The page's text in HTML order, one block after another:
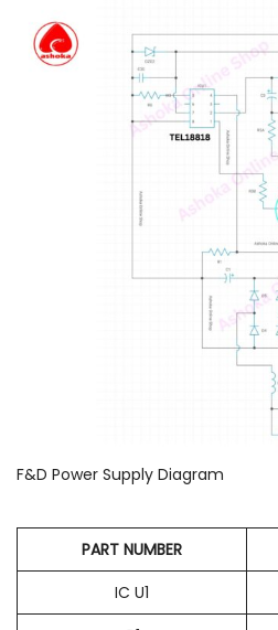
F&D Power Supply Diagram
PART NUMBER
IC U1